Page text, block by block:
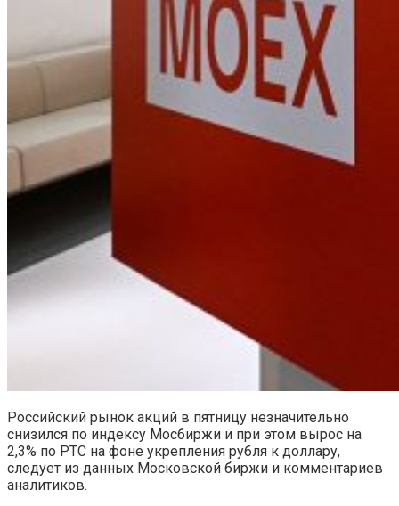
Российский рынок акций в пятницу незначительно
снизился по индексу Мосбиржи и при этом вырос на
2,3% по РТС на фоне укрепления рубля к доллару,
следует из данных Московской биржи и комментариев
аналитиков.